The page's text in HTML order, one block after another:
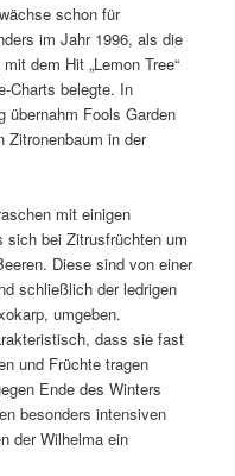
schon für
im Jahr 1996, als die
dem Hit „Lemon Tree“
Charts belegte. In
übernahm Fools Garden
Zitronenbaum in der
mit einigen
sich bei Zitrusfrüchten um
Diese sind von einer
schließlich der ledrigen
umgeben.
dass sie fast
und Früchte tragen
Ende des Winters
besonders intensiven
der Wilhelma ein